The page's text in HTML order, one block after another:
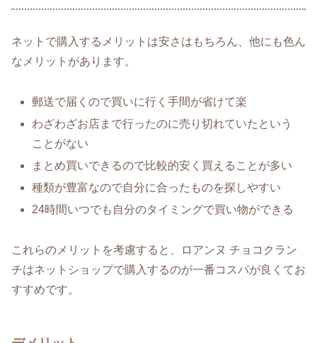
ネットで購入するメリットは安さはもちろん、他にも色ん
なメリットがあります。
郵送で届くので買いに行く手間が省けて楽
わざわざお店まで行ったのに売り切れていたという
ことがない
まとめ買いできるので比較的安く買えることが多い
種類が豊富なので自分に合ったものを探しやすい
24時間いつでも自分のタイミングで買い物ができる
これらのメリットを考慮すると、ロアンヌ チョコクラン
チはネットショップで購入するのが一番コスパが良くてお
すすめです。